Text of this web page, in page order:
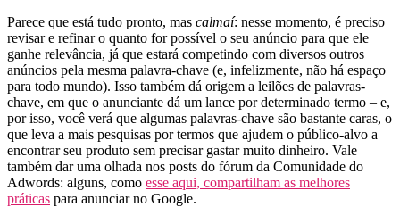
Parece que está tudo pronto, mas calmaí: nesse momento, é preciso
revisar e refinar o quanto for possível o seu anúncio para que ele
ganhe relevância, já que estará competindo com diversos outros
anúncios pela mesma palavra-chave (e, infelizmente, não há espaço
para todo mundo). Isso também dá origem a leilões de palavras-
chave, em que o anunciante dá um lance por determinado termo – e,
por isso, você verá que algumas palavras-chave são bastante caras, o
que leva a mais pesquisas por termos que ajudem o público-alvo a
encontrar seu produto sem precisar gastar muito dinheiro. Vale
também dar uma olhada nos posts do fórum da Comunidade do
Adwords: alguns, como esse aqui, compartilham as melhores
práticas para anunciar no Google.